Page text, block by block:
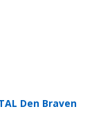
Den Braven